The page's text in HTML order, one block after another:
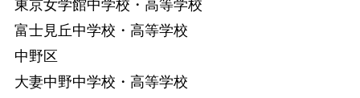
東京女学館中学校・高等学校
富士見丘中学校・高等学校
中野区
大妻中野中学校・高等学校